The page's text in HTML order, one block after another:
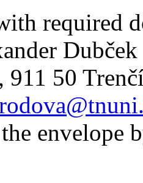
required
911 50
envelope